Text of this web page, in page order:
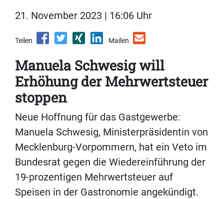
21. November 2023 | 16:06 Uhr
Teilen Mailen
Manuela Schwesig will
Erhöhung der Mehrwertsteuer
stoppen
Neue Hoffnung für das Gastgewerbe:
Manuela Schwesig, Ministerpräsidentin von
Mecklenburg-Vorpommern, hat ein Veto im
Bundesrat gegen die Wiedereinführung der
19-prozentigen Mehrwertsteuer auf
Speisen in der Gastronomie angekündigt.